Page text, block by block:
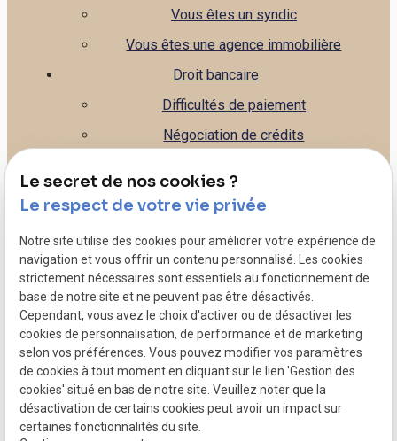
Vous êtes un syndic
Vous êtes une agence immobilière
Droit bancaire
Difficultés de paiement
Négociation de crédits
Leasing
Litiges commerciaux - Contentieux
Rédaction de contrats - CGV, CGU...
Caution personnelle de votre entreprise
Dépôt de bilan
Mentions légales
Politique de confidentialité
Le secret de nos cookies ?
Le respect de votre vie privée
Notre site utilise des cookies pour améliorer votre expérience de
navigation et vous offrir un contenu personnalisé. Les cookies
strictement nécessaires sont essentiels au fonctionnement de
base de notre site et ne peuvent pas être désactivés.
Cependant, vous avez le choix d'activer ou de désactiver les
cookies de personnalisation, de performance et de marketing
selon vos préférences. Vous pouvez modifier vos paramètres
de cookies à tout moment en cliquant sur le lien 'Gestion des
cookies' situé en bas de notre site. Veuillez noter que la
désactivation de certains cookies peut avoir un impact sur
certaines fonctionnalités du site.